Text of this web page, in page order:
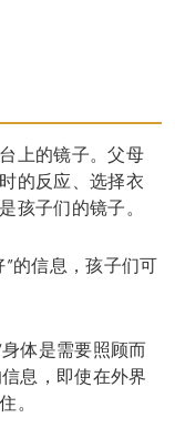
上的镜子。父母
的反应、选择衣
孩子们的镜子。
的信息，孩子们可
体是需要照顾而
息，即使在外界
。